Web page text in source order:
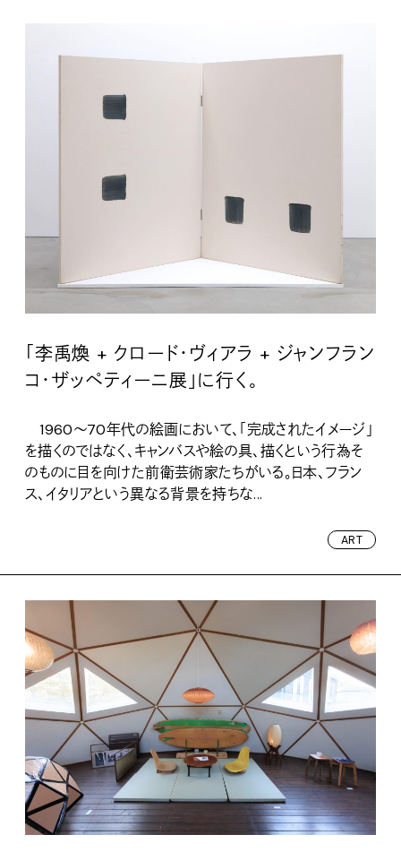
「李禹煥 + クロード・ヴィアラ + ジャンフラン
コ・ザッペティーニ展」に行く。
1960〜70年代の絵画において、「完成されたイメージ」
を描くのではなく、キャンバスや絵の具、描くという行為そ
のものに目を向けた前衛芸術家たちがいる。日本、フラン
ス、イタリアという異なる背景を持ちな...
ART